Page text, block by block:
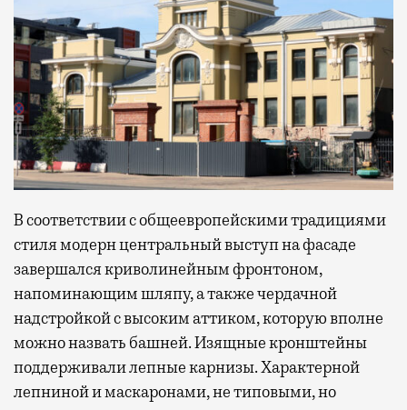
В соответствии с общеевропейскими традициями
стиля модерн центральный выступ на фасаде
завершался криволинейным фронтоном,
напоминающим шляпу, а также чердачной
надстройкой с высоким аттиком, которую вполне
можно назвать башней. Изящные кронштейны
поддерживали лепные карнизы. Характерной
лепниной и маскаронами, не типовыми, но